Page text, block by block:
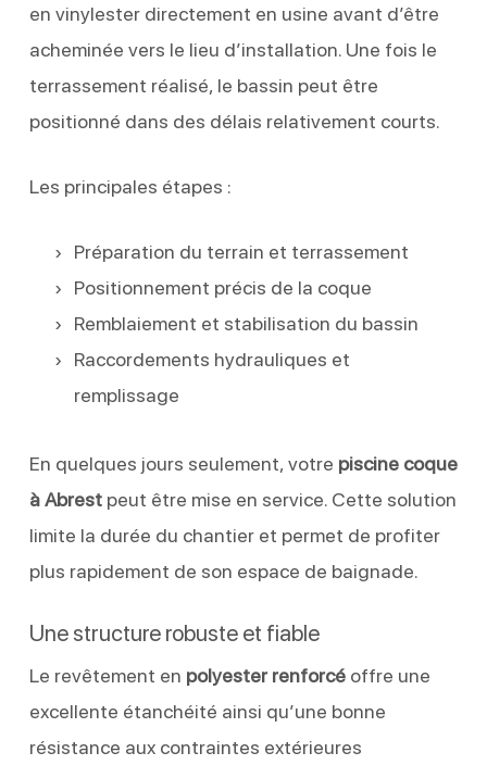
en vinylester directement en usine avant d’être
acheminée vers le lieu d’installation. Une fois le
terrassement réalisé, le bassin peut être
positionné dans des délais relativement courts.
Les principales étapes :
Préparation du terrain et terrassement
Positionnement précis de la coque
Remblaiement et stabilisation du bassin
Raccordements hydrauliques et
remplissage
En quelques jours seulement, votre piscine coque
à Abrestpeut être mise en service. Cette solution
limite la durée du chantier et permet de profiter
plus rapidement de son espace de baignade.
Une structure robuste et fiable
Le revêtement en polyester renforcéoffre une
excellente étanchéité ainsi qu’une bonne
résistance aux contraintes extérieures